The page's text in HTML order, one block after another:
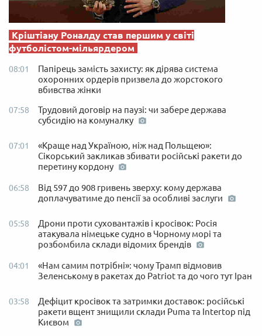
Кріштіану Роналду став першим у світі
футболістом-мільярдером
08:01
Папірець замість захисту: як дірява система
охоронних ордерів призвела до жорстокого
вбивства жінки
07:58
Трудовий договір на паузі: чи забере держава
субсидію на комуналку
07:01
«Краще над Україною, ніж над Польщею»:
Сікорський закликав збивати російські ракети до
перетину кордону
06:58
Від 597 до 908 гривень зверху: кому держава
доплачуватиме до пенсії за особливі заслуги
05:58
Дрони проти суховантажів і кросівок: Росія
атакувала німецьке судно в Чорному морі та
розбомбила склади відомих брендів
04:01
«Нам самим потрібні»: чому Трамп відмовив
Зеленському в ракетах до Patriot та до чого тут Іран
03:58
Дефіцит кросівок та затримки доставок: російські
ракети вщент знищили склади Puma та Intertop під
Києвом